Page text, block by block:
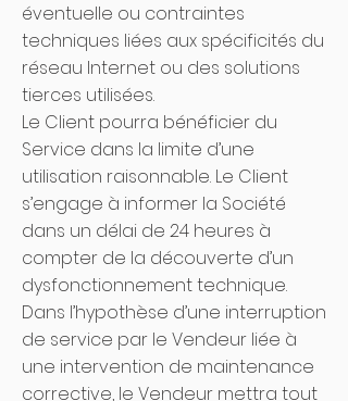
éventuelle ou contraintes
techniques liées aux spécificités du
réseau Internet ou des solutions
tierces utilisées.
Le Client pourra bénéficier du
Service dans la limite d’une
utilisation raisonnable. Le Client
s’engage à informer la Société
dans un délai de 24 heures à
compter de la découverte d’un
dysfonctionnement technique.
Dans l’hypothèse d’une interruption
de service par le Vendeur liée à
une intervention de maintenance
corrective, le Vendeur mettra tout